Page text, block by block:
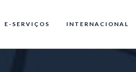
E-SERVIÇOS INTERNACIONAL